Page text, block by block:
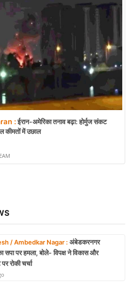
/ Ambedkar Nagar : अंबेडकरनगर
सपा पर हमला, बोले- विपक्ष ने विकास और
रोकी चर्चा
:ईरान-अमेरिका तनाव बढ़ा: होर्मुज संकट
कीमतों में उछाल